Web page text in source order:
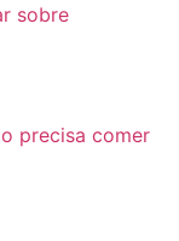
sobre
precisa comer